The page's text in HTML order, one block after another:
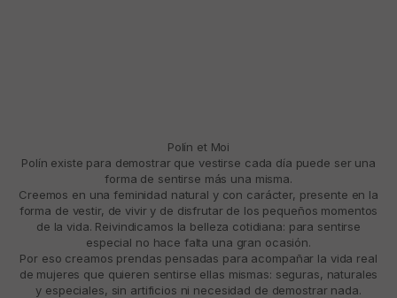
Polín et Moi
Polín existe para demostrar que vestirse cada día puede ser una
forma de sentirse más una misma.
Creemos en una feminidad natural y con carácter, presente en la
forma de vestir, de vivir y de disfrutar de los pequeños momentos
de la vida. Reivindicamos la belleza cotidiana: para sentirse
especial no hace falta una gran ocasión.
Por eso creamos prendas pensadas para acompañar la vida real
de mujeres que quieren sentirse ellas mismas: seguras, naturales
y especiales, sin artificios ni necesidad de demostrar nada.